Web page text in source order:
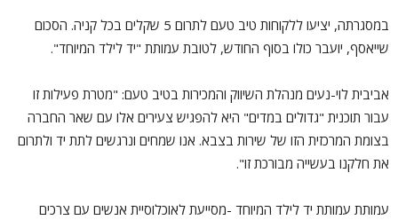
במסגרתה, יציעו ללקוחות טיב טעם לתרום 5 שקלים בכל קניה. הסכום
שייאסף, יועבר כולו בסוף החודש, לטובת עמותת "יד לילד המיוחד".
אביבית לוי-נעים מנהלת השיווק והמכירות בטיב טעם: "מטרת פעילות זו
עבור תוכנית "גדולים במדים" היא להפגיש צעירים אלו עם שאר החברה
בצומת המרכזית הזו של שירות בצבא. אנו שמחים ונרגשים לתת יד ולתרום
את חלקנו בעשייה מבורכת זו".
עמותת עמותת יד לילד המיוחד -מסייעת לאוכלוסיית אנשים עם צרכים